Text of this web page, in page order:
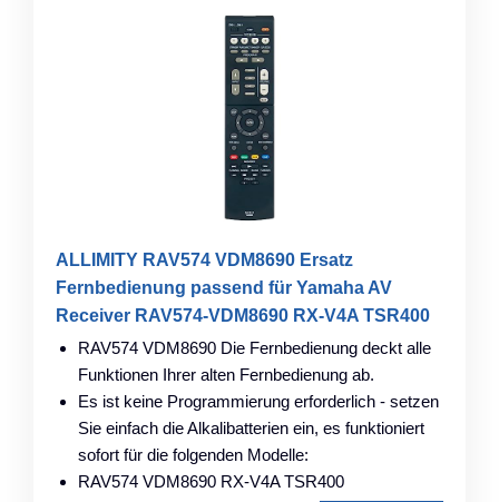
ALLIMITY RAV574 VDM8690 Ersatz
Fernbedienung passend für Yamaha AV
Receiver RAV574-VDM8690 RX-V4A TSR400
RAV574 VDM8690 Die Fernbedienung deckt alle
Funktionen Ihrer alten Fernbedienung ab.
Es ist keine Programmierung erforderlich - setzen
Sie einfach die Alkalibatterien ein, es funktioniert
sofort für die folgenden Modelle:
RAV574 VDM8690 RX-V4A TSR400